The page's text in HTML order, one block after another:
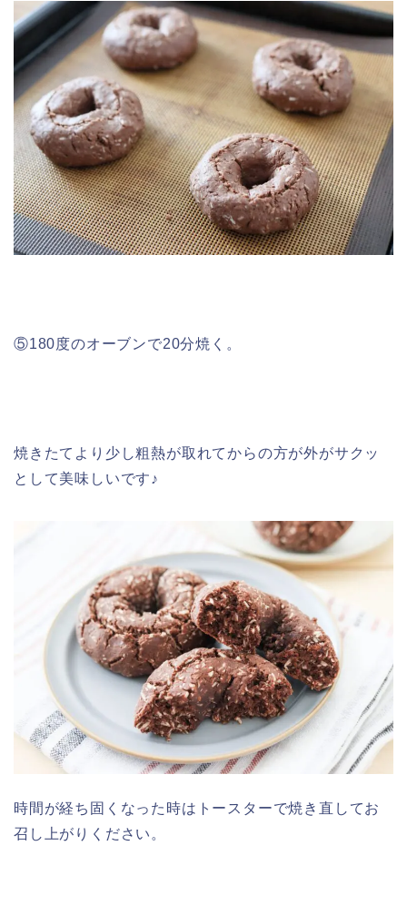
⑤180度のオーブンで20分焼く。
焼きたてより少し粗熱が取れてからの方が外がサクッ
として美味しいです♪
時間が経ち固くなった時はトースターで焼き直してお
召し上がりください。